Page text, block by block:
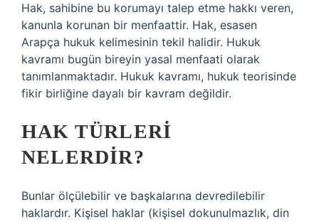
Hak, sahibine bu korumayı talep etme hakkı veren,
kanunla korunan bir menfaattir. Hak, esasen
Arapça hukuk kelimesinin tekil halidir. Hukuk
kavramı bugün bireyin yasal menfaati olarak
tanımlanmaktadır. Hukuk kavramı, hukuk teorisinde
fikir birliğine dayalı bir kavram değildir.
HAK TÜRLERI
NELERDIR?
Bunlar ölçülebilir ve başkalarına devredilebilir
haklardır. Kişisel haklar (kişisel dokunulmazlık, din